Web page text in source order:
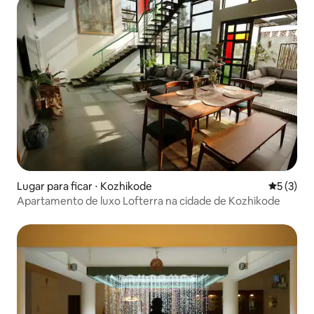
Lugar para ficar ⋅ Kozhikode 5 de
5 (3)
Apartamento de luxo Lofterra na cidade de Kozhikode